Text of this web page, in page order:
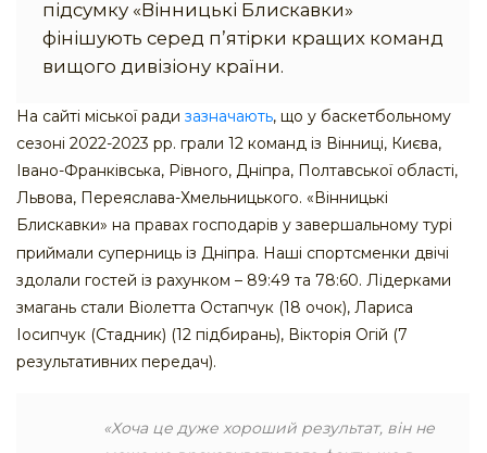
підсумку «Вінницькі Блискавки»
фінішують серед п’ятірки кращих команд
вищого дивізіону країни.
На сайті міської ради зазначають, що у баскетбольному
сезоні 2022-2023 рр. грали 12 команд із Вінниці, Києва,
Івано-Франківська, Рівного, Дніпра, Полтавської області,
Львова, Переяслава-Хмельницького. «Вінницькі
Блискавки» на правах господарів у завершальному турі
приймали суперниць із Дніпра. Наші спортсменки двічі
здолали гостей із рахунком – 89:49 та 78:60. Лідерками
змагань стали Віолетта Остапчук (18 очок), Лариса
Іосипчук (Стадник) (12 підбирань), Вікторія Огій (7
результативних передач).
«Хоча це дуже хороший результат, він не